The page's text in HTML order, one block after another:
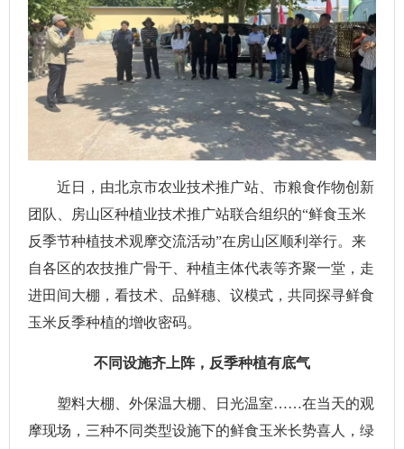
近日，由北京市农业技术推广站、市粮食作物创新
团队、房山区种植业技术推广站联合组织的“鲜食玉米
反季节种植技术观摩交流活动”在房山区顺利举行。来
自各区的农技推广骨干、种植主体代表等齐聚一堂，走
进田间大棚，看技术、品鲜穗、议模式，共同探寻鲜食
玉米反季种植的增收密码。
不同设施齐上阵，反季种植有底气
塑料大棚、外保温大棚、日光温室……在当天的观
摩现场，三种不同类型设施下的鲜食玉米长势喜人，绿